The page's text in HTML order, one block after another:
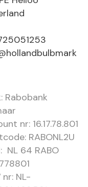
Rabobank
nr: 16.17.78.801
RABONL2U
NL 64 RABO
nr: NL-